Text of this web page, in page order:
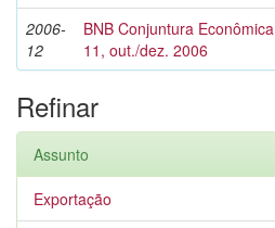
2006-
12
BNB Conjuntura
11, out./dez. 2006
Refinar
Assunto
Exportação